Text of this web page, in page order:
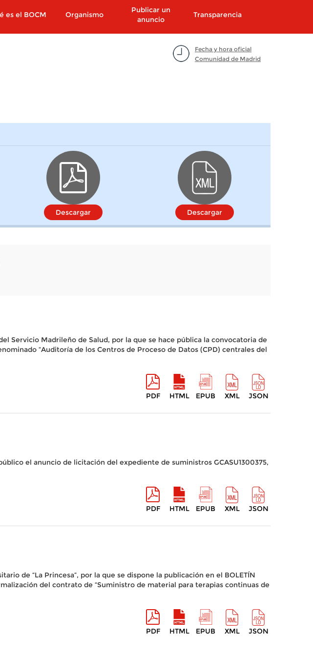
es el BOCM Organismo
Publicar un
anuncio
Transparencia
Fecha y hora oficial
Comunidad de Madrid
Descargar Descargar
Servicio Madrileño de Salud, por la que se hace pública la convocatoria de
“Auditoría de los Centros de Proceso de Datos (CPD) centrales del
PDF HTML EPUB XML JSON
el anuncio de licitación del expediente de suministros GCASU1300375,
PDF HTML EPUB XML JSON
de “La Princesa”, por la que se dispone la publicación en el BOLETÍN
del contrato de “Suministro de material para terapias continuas de
PDF HTML EPUB XML JSON